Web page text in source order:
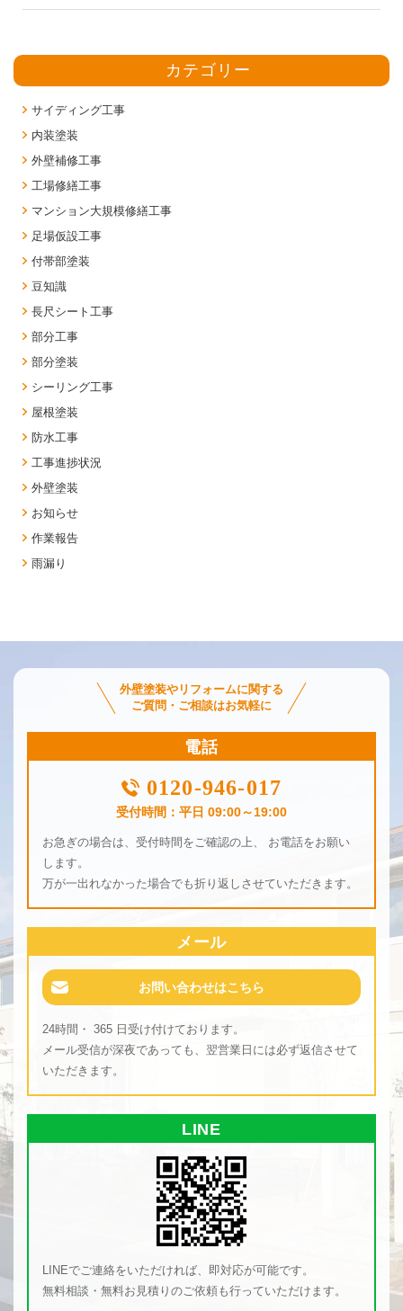
カテゴリー
サイディング工事
内装塗装
外壁補修工事
工場修繕工事
マンション大規模修繕工事
足場仮設工事
付帯部塗装
豆知識
長尺シート工事
部分工事
部分塗装
シーリング工事
屋根塗装
防水工事
工事進捗状況
外壁塗装
お知らせ
作業報告
雨漏り
外壁塗装やリフォームに関する
ご質問・ご相談はお気軽に
電話
0120-946-017
受付時間：平日 09:00～19:00
お急ぎの場合は、受付時間をご確認の上、 お電話をお願い
します。
万が一出れなかった場合でも折り返しさせていただきます。
メール
お問い合わせはこちら
24時間・ 365 日受け付けております。
メール受信が深夜であっても、翌営業日には必ず返信させて
いただきます。
LINE
LINEでご連絡をいただければ、即対応が可能です。
無料相談・無料お見積りのご依頼も行っていただけます。